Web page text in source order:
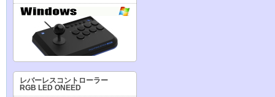
レバーレスコントローラー
RGB LED ONEED